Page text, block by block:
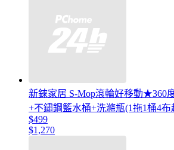
新錸家居 S-Mop滾輪好移動★360
+不鏽鋼籃水桶+洗滌瓶(1拖1桶4
$499
$1,270